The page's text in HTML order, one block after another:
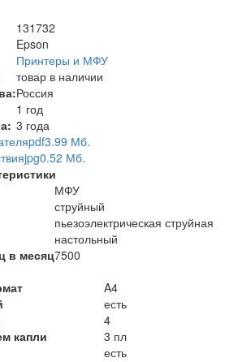
131732
Epson
Принтеры и МФУ
товар в наличии
Россия
1 год
3 года
pdf3.99 Мб.
jpg0.52 Мб.
МФУ
струйный
пьезоэлектрическая струйная
настольный
в месяц7500
A4
есть
4
капли
3 пл
есть